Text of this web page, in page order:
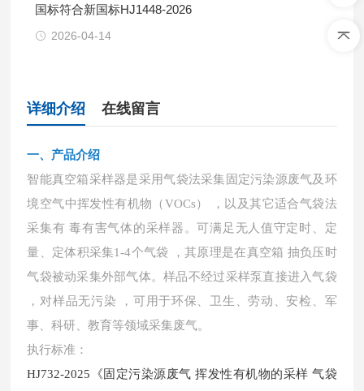
国标符合新国标HJ1448-2026
2026-04-14
详细介绍 在线留言
一、产品介绍
智能真空箱采样器是采用气袋法采集固定污染源废气及环
境空气中挥发性有机物（VOCs） ，以及其它适合气袋法
采集有 毒有害气体的采样器。可满足无人值守定时、定
量、定体积采集1-4个气袋 ，其原理是在真空箱 抽负压时
气袋被动采集外部气体。样品不经过采样泵直接进入气袋
，对样品无污染 ，可用于环保、卫生、劳动、安检、军
事、科研、教育等领域采集废气。
执行标准：
HJ732-2025《固定污染源废气 挥发性有机物的采样 气袋